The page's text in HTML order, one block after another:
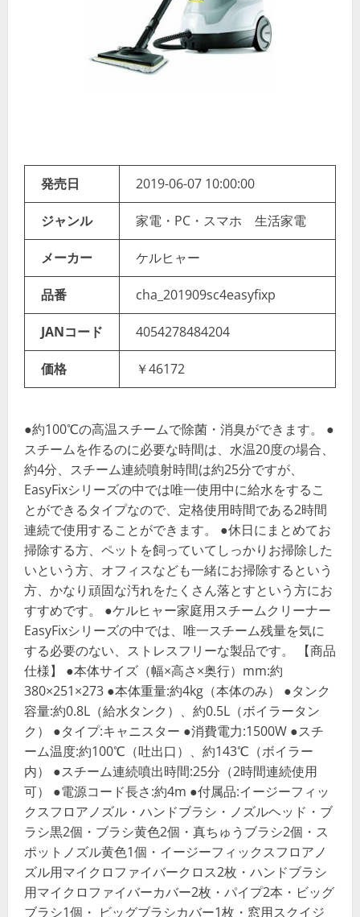
発売日 2019-06-07 10:00:00
ジャンル 家電・PC・スマホ 生活家電
メーカー ケルヒャー
品番 cha_201909sc4easyfixp
JANコード 4054278484204
価格 ￥46172
●約100℃の高温スチームで除菌・消臭ができます。 ●
スチームを作るのに必要な時間は、水温20度の場合、
約4分、スチーム連続噴射時間は約25分ですが、
EasyFixシリーズの中では唯一使用中に給水をするこ
とができるタイプなので、定格使用時間である2時間
連続で使用することができます。 ●休日にまとめてお
掃除する方、ペットを飼っていてしっかりお掃除した
いという方、オフィスなども一緒にお掃除するという
方、かなり頑固な汚れをたくさん落とすという方にお
すすめです。 ●ケルヒャー家庭用スチームクリーナー
EasyFixシリーズの中では、唯一スチーム残量を気に
する必要のない、ストレスフリーな製品です。 【商品
仕様】 ●本体サイズ（幅×高さ×奥行）mm:約
380×251×273 ●本体重量:約4kg（本体のみ） ●タンク
容量:約0.8L（給水タンク）、約0.5L（ボイラータン
ク） ●タイプ:キャニスター ●消費電力:1500W ●スチ
ーム温度:約100℃（吐出口）、約143℃（ボイラー
内） ●スチーム連続噴出時間:25分（2時間連続使用
可） ●電源コード長さ:約4m ●付属品:イージーフィッ
クスフロアノズル・ハンドブラシ・ノズルヘッド・ブ
ラシ黒2個・ブラシ黄色2個・真ちゅうブラシ2個・ス
ポットノズル黄色1個・イージーフィックスフロアノ
ズル用マイクロファイバークロス2枚・ハンドブラシ
用マイクロファイバーカバー2枚・パイプ2本・ビッグ
ブラシ1個・ ビッグブラシカバー1枚・窓用スクイジ